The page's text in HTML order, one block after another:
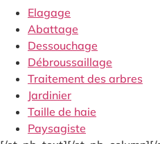
Elagage
Abattage
Dessouchage
Débroussaillage
Traitement des arbres
Jardinier
Taille de haie
Paysagiste